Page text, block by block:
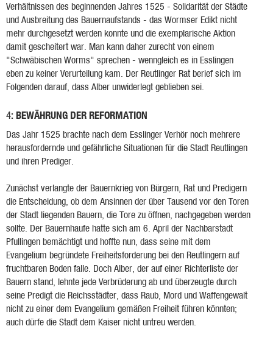
Verhältnissen des beginnenden Jahres 1525 - Solidarität der Städte
und Ausbreitung des Bauernaufstands - das Wormser Edikt nicht
mehr durchgesetzt werden konnte und die exemplarische Aktion
damit gescheitert war. Man kann daher zurecht von einem
"Schwäbischen Worms" sprechen - wenngleich es in Esslingen
eben zu keiner Verurteilung kam. Der Reutlinger Rat berief sich im
Folgenden darauf, dass Alber unwiderlegt geblieben sei.
4: BEWÄHRUNG DER REFORMATION
Das Jahr 1525 brachte nach dem Esslinger Verhör noch mehrere
herausfordernde und gefährliche Situationen für die Stadt Reutlingen
und ihren Prediger.
Zunächst verlangte der Bauernkrieg von Bürgern, Rat und Predigern
die Entscheidung, ob dem Ansinnen der über Tausend vor den Toren
der Stadt liegenden Bauern, die Tore zu öffnen, nachgegeben werden
sollte. Der Bauernhaufe hatte sich am 6. April der Nachbarstadt
Pfullingen bemächtigt und hoffte nun, dass seine mit dem
Evangelium begründete Freiheitsforderung bei den Reutlingern auf
fruchtbaren Boden falle. Doch Alber, der auf einer Richterliste der
Bauern stand, lehnte jede Verbrüderung ab und überzeugte durch
seine Predigt die Reichsstädter, dass Raub, Mord und Waffengewalt
nicht zu einer dem Evangelium gemäßen Freiheit führen könnten;
auch dürfe die Stadt dem Kaiser nicht untreu werden.